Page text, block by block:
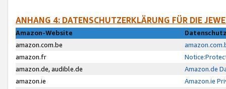
ANHANG 4: DATENSCHUTZERKLÄRUNG FÜR DIE
Amazon-Website
amazon.com.be
amazon.fr
amazon.de, audible.de
Amazon.de
amazon.ie
Amazon.ie